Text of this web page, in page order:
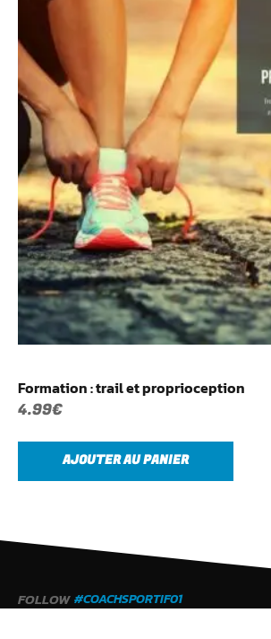
Formation : trail et proprioception
4.99€
AJOUTER AU PANIER
FOLLOW #COACHSPORTIF01